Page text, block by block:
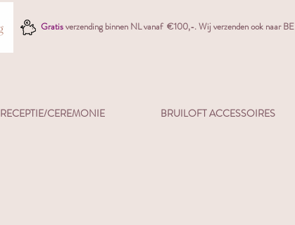
Gratisverzending binnen NL vanaf €100,-. Wij verzenden ook naar BE
RECEPTIE/CEREMONIE BRUILOFT ACCESSOIRES